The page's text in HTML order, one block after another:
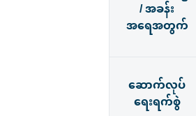
/ အခန်း
အရေအတွက်
ဆောက်လုပ်
ရေးရက်စွဲ